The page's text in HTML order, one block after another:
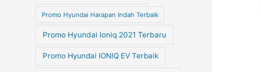
Promo Hyundai Harapan Indah Terbaik
Promo Hyundai Ioniq 2021 Terbaru
Promo Hyundai IONIQ EV Terbaik